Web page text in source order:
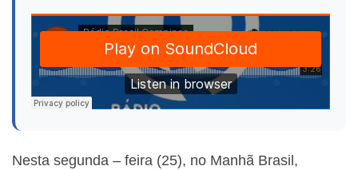
Nesta segunda – feira (25), no Manhã Brasil,